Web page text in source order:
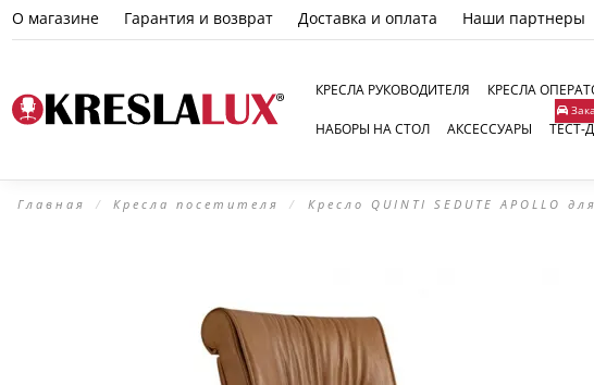
О магазине Гарантия и возврат Доставка и оплата Наши партнеры
КРЕСЛА РУКОВОДИТЕЛЯ КРЕСЛА
НАБОРЫ НА СТОЛ АКСЕССУАРЫ ТЕСТ-
Главная Кресла посетителя Кресло QUINTI SEDUTE APOLLO